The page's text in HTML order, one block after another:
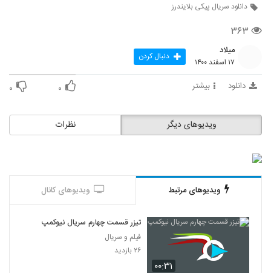
دانلود سریال پیکی بلایندرز
۳۶۳
میلاد
۱۷ اسفند ۱۴۰۰ دنبال کردن
دانلود بیشتر ۰ ۰
نظرات ویدیوهای دیگر
ویدیوهای مرتبط ویدیوهای کانال
۰۰:۳۱
تیزر قسمت چهارم سریال نیوکمپ
فیلم و سریال
۲۶ بازدید